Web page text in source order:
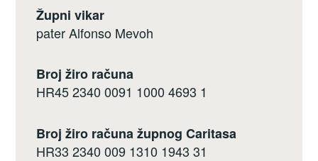
Župni vikar
pater Alfonso Mevoh
Broj žiro računa
HR45 2340 0091 1000 4693 1
Broj žiro računa župnog Caritasa
HR33 2340 009 1310 1943 31